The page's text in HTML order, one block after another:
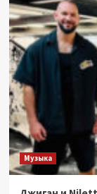
Музыка